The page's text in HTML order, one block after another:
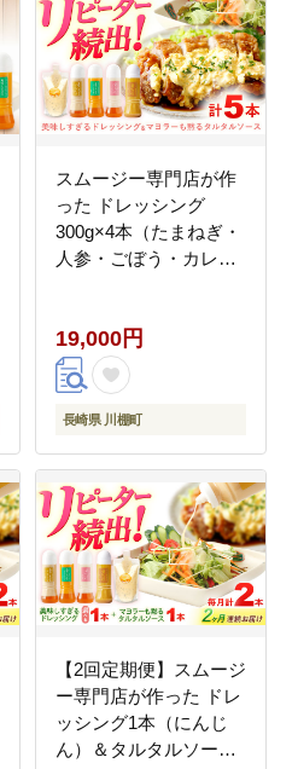
スムージー専門店が作
った ドレッシング
300g×4本（たまねぎ・
人参・ごぼう・カレ
ン・スタンド】
[OAK026]
19,000円
長崎県 川棚町
【2回定期便】スムージ
ー専門店が作った ドレ
ッシング1本（にんじ
ん）＆タルタルソース